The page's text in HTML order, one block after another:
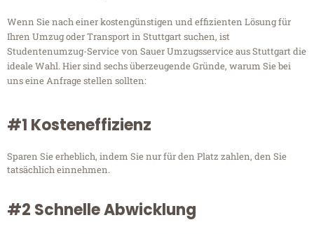
Wenn Sie nach einer kostengünstigen und effizienten Lösung für
Ihren Umzug oder Transport in Stuttgart suchen, ist
Studentenumzug-Service von Sauer Umzugsservice aus Stuttgart die
ideale Wahl. Hier sind sechs überzeugende Gründe, warum Sie bei
uns eine Anfrage stellen sollten:
#1 Kosteneffizienz
Sparen Sie erheblich, indem Sie nur für den Platz zahlen, den Sie
tatsächlich einnehmen.
#2 Schnelle Abwicklung